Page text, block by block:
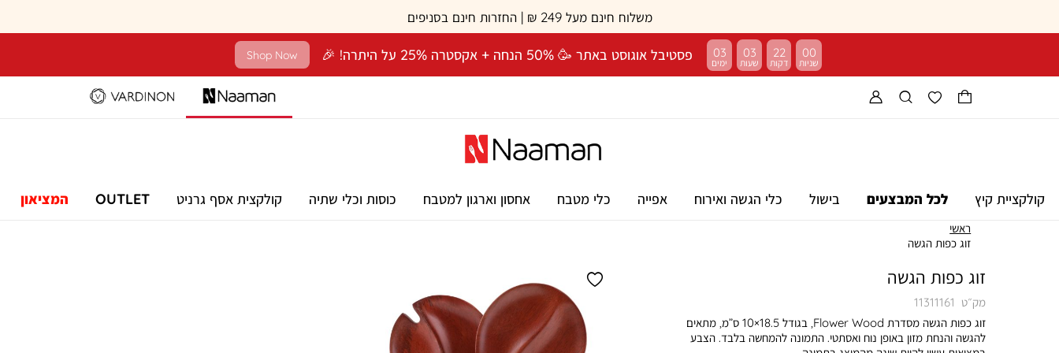
משלוח חינם מעל 249 ₪ | החזרות חינם בסניפים
פסטיבל אוגוסט באתר 🥳 50% הנחה + אקסטרה 25% על היתרה! 🎉 Shop Now 03 03 22 00
קולקציית קיץ לכל המבצעים בישול כלי הגשה ואירוח אפייה כלי מטבח אחסון וארגון למטבח כוסות וכלי שתיה קולקצית אסף גרניט OUTLET המציאון
ראשי
זוג כפות הגשה
זוג כפות הגשה
מק״ט 11311161
זוג כפות הגשה מסדרת Flower Wood, בגודל 18.5×10 ס”מ, מתאים
להגשה והנחת מזון באופן נוח ואסתטי. התמונה להמחשה בלבד. הצבע